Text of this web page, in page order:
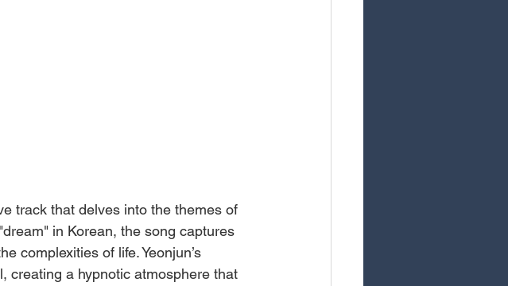
track that delves into the themes of
in Korean, the song captures
complexities of life. Yeonjun’s
creating a hypnotic atmosphere that